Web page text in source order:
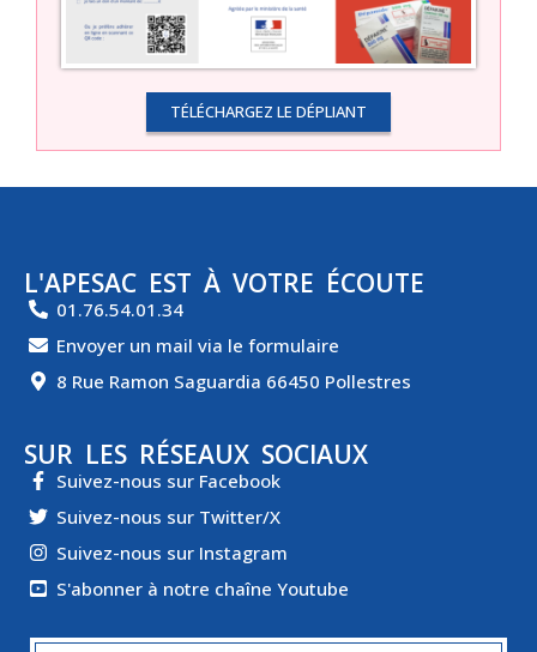
TÉLÉCHARGEZ LE DÉPLIANT
L'APESAC EST À VOTRE ÉCOUTE
01.76.54.01.34
Envoyer un mail via le formulaire
8 Rue Ramon Saguardia 66450 Pollestres
SUR LES RÉSEAUX SOCIAUX
Suivez-nous sur Facebook
Suivez-nous sur Twitter/X
Suivez-nous sur Instagram
S'abonner à notre chaîne Youtube